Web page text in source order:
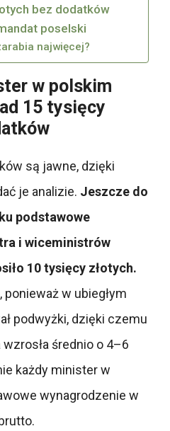
bez dodatków
poselski
najwięcej?
w polskim
15 tysięcy
są jawne, dzięki
je analizie. Jeszcze do
podstawowe
i wiceministrów
10 tysięcy złotych.
ponieważ w ubiegłym
podwyżki, dzięki czemu
średnio o 4–6
każdy minister w
wynagrodzenie w